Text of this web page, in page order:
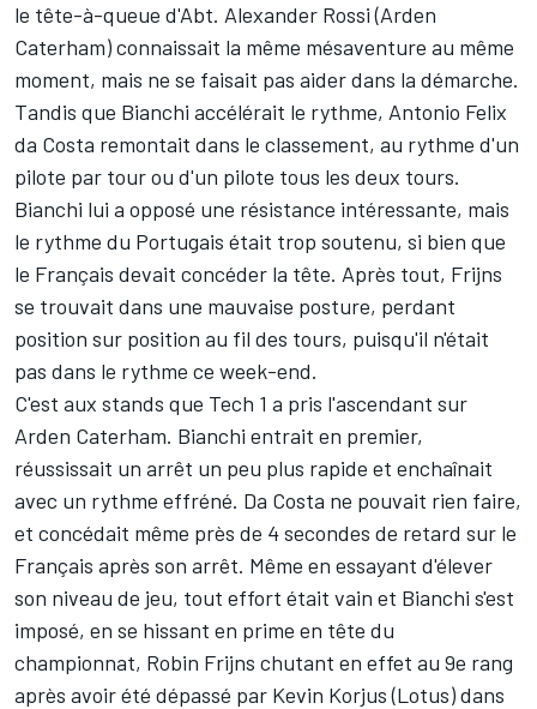
le tête-à-queue d'Abt. Alexander Rossi (Arden
Caterham) connaissait la même mésaventure au même
moment, mais ne se faisait pas aider dans la démarche.
Tandis que Bianchi accélérait le rythme, Antonio Felix
da Costa remontait dans le classement, au rythme d'un
pilote par tour ou d'un pilote tous les deux tours.
Bianchi lui a opposé une résistance intéressante, mais
le rythme du Portugais était trop soutenu, si bien que
le Français devait concéder la tête. Après tout, Frijns
se trouvait dans une mauvaise posture, perdant
position sur position au fil des tours, puisqu'il n'était
pas dans le rythme ce week-end.
C'est aux stands que Tech 1 a pris l'ascendant sur
Arden Caterham. Bianchi entrait en premier,
réussissait un arrêt un peu plus rapide et enchaînait
avec un rythme effréné. Da Costa ne pouvait rien faire,
et concédait même près de 4 secondes de retard sur le
Français après son arrêt. Même en essayant d'élever
son niveau de jeu, tout effort était vain et Bianchi s'est
imposé, en se hissant en prime en tête du
championnat, Robin Frijns chutant en effet au 9e rang
après avoir été dépassé par Kevin Korjus (Lotus) dans